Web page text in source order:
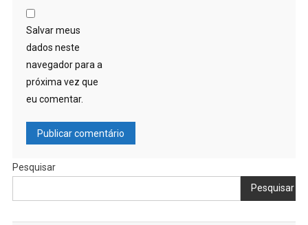
Salvar meus
dados neste
navegador para a
próxima vez que
eu comentar.
Pesquisar
Pesquisar